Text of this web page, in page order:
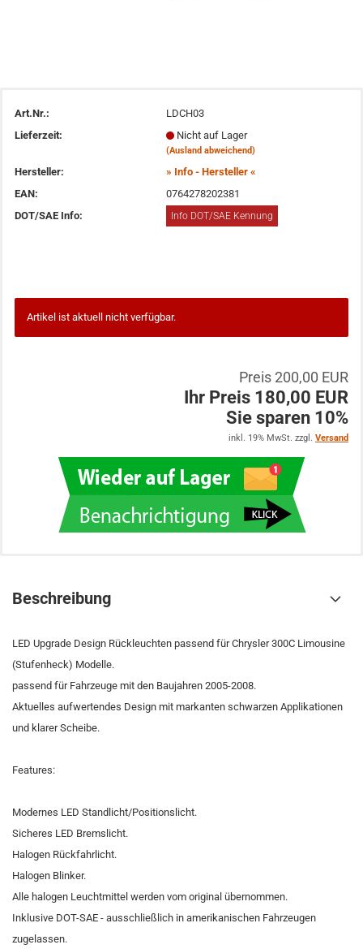
Art.Nr.:
LDCH03
Lieferzeit:
Nicht auf Lager
(Ausland abweichend)
Hersteller:
» Info - Hersteller «
EAN:
0764278202381
DOT/SAE Info:
Info DOT/SAE Kennung
Artikel ist aktuell nicht verfügbar.
Preis 200,00 EUR
Ihr Preis 180,00 EUR
Sie sparen 10%
inkl. 19% MwSt. zzgl. Versand
Beschreibung
LED Upgrade Design Rückleuchten passend für Chrysler 300C Limousine
(Stufenheck) Modelle.
passend für Fahrzeuge mit den Baujahren 2005-2008.
Aktuelles aufwertendes Design mit markanten schwarzen Applikationen
und klarer Scheibe.
Features:
Modernes LED Standlicht/Positionslicht.
Sicheres LED Bremslicht.
Halogen Rückfahrlicht.
Halogen Blinker.
Alle halogen Leuchtmittel werden vom original übernommen.
Inklusive DOT-SAE - ausschließlich in amerikanischen Fahrzeugen
zugelassen.